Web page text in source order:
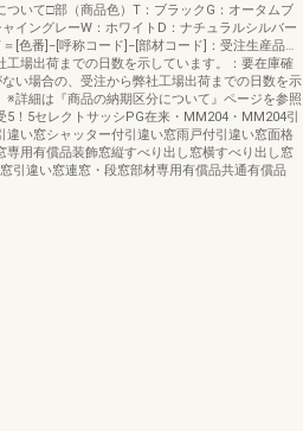
ついて□部（商品色）T：ブラックG：オータムブ
イングレーW：ホワイトD：ナチュラルシルバー
[色番]−[呼称コード]−[部材コード]：受注生産品…
工場出荷までの日数を示しています。：要在庫確
い場合の、受注から弊社工場出荷までの日数を示
※詳細は『商品の納期区分について』ページを参照
5！5セレクトサッシPG在来・MM204・MM204引
違い窓シャッター付引違い窓雨戸付引違い窓面格
専用有償品装飾窓縦すべり出し窓横すべり出し窓
引違い窓連窓・段窓部材専用有償品共通有償品